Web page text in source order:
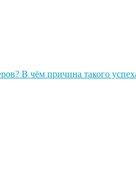
В чём причина такого